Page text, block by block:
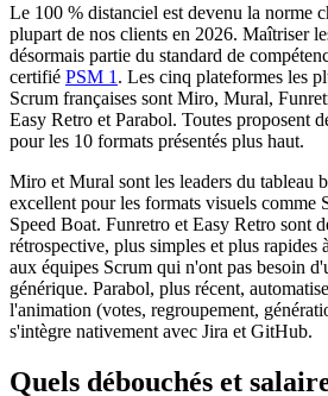
Le 100 % distanciel est devenu la norme
plupart de nos clients en 2026. Maîtriser
désormais partie du standard de
certifié PSM 1 . Les cinq plateformes les
Scrum françaises sont Miro, Mural,
Easy Retro et Parabol. Toutes proposent
pour les 10 formats présentés plus haut.
Miro et Mural sont les leaders du tableau
excellent pour les formats visuels comme
Speed Boat. Funretro et Easy Retro sont
rétrospective, plus simples et plus rapides
aux équipes Scrum qui n'ont pas besoin
générique. Parabol, plus récent,
l'animation (votes, regroupement,
s'intègre nativement avec Jira et GitHub.
Quels débouchés et